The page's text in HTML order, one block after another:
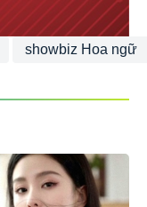
showbiz Hoa ngữ